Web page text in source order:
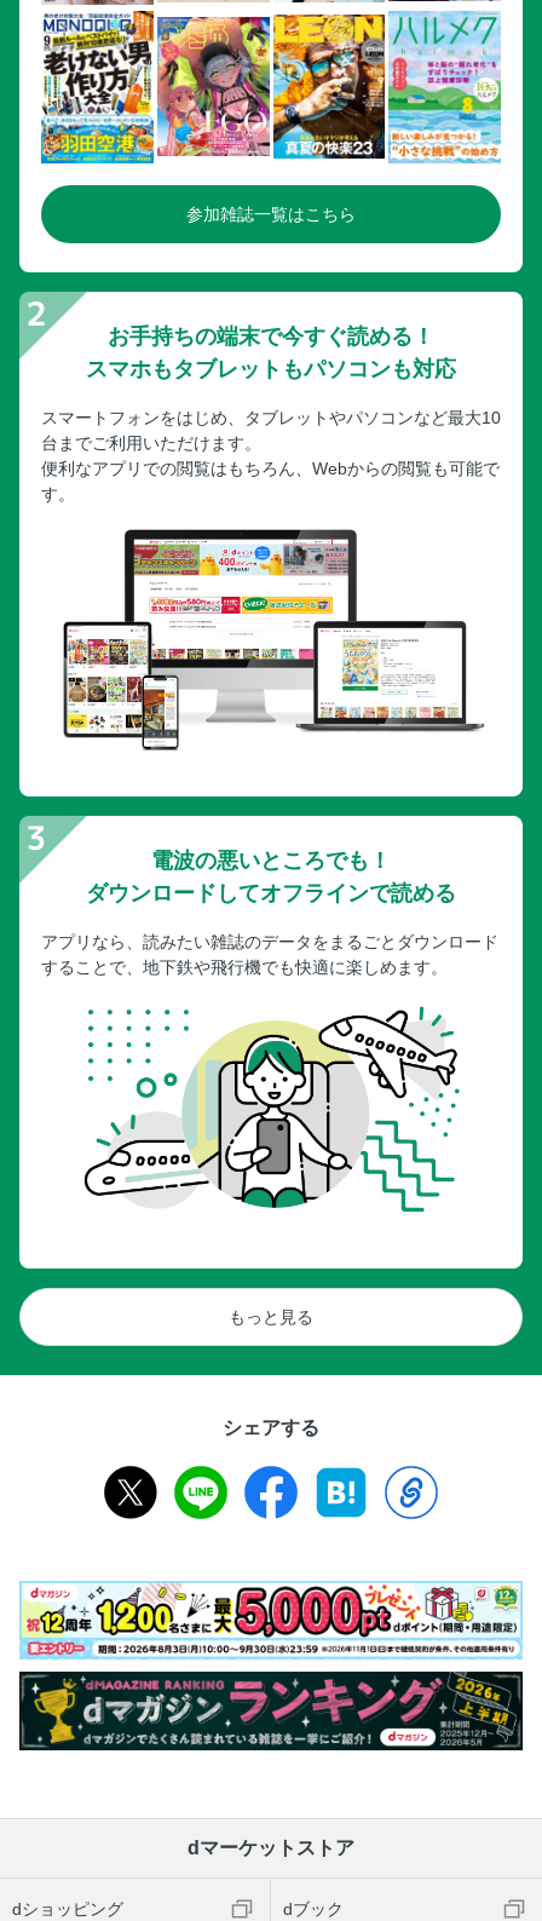
眼科系の検査
甲状腺の検査
Ｃ型肝炎の検査
その他の検査
COLUMN 高齢者に推奨されている肺炎球菌ワクチンの功
岡田正彦医師インタビュー 健康を維持するための５つのポ
イントとは？
参加雑誌一覧はこちら
お手持ちの端末で今すぐ読める！
スマホもタブレットもパソコンも対応
スマートフォンをはじめ、タブレットやパソコンなど最大10
台までご利用いただけます。
便利なアプリでの閲覧はもちろん、Webからの閲覧も可能で
す。
電波の悪いところでも！
ダウンロードしてオフラインで読める
アプリなら、読みたい雑誌のデータをまるごとダウンロード
することで、地下鉄や飛行機でも快適に楽しめます。
もっと見る
シェアする
dマーケットストア
dショッピング dブック